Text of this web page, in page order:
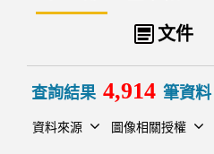
文件
查詢結果 4,914 筆資料
資料來源 圖像相關授權